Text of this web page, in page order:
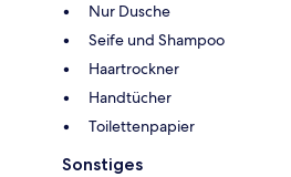
Nur Dusche
Seife und Shampoo
Haartrockner
Handtücher
Toilettenpapier
Sonstiges